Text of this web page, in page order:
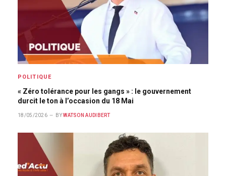
POLITIQUE
« Zéro tolérance pour les gangs » : le gouvernement
durcit le ton à l’occasion du 18 Mai
18/05/2026 BY WATSON AUDIBERT